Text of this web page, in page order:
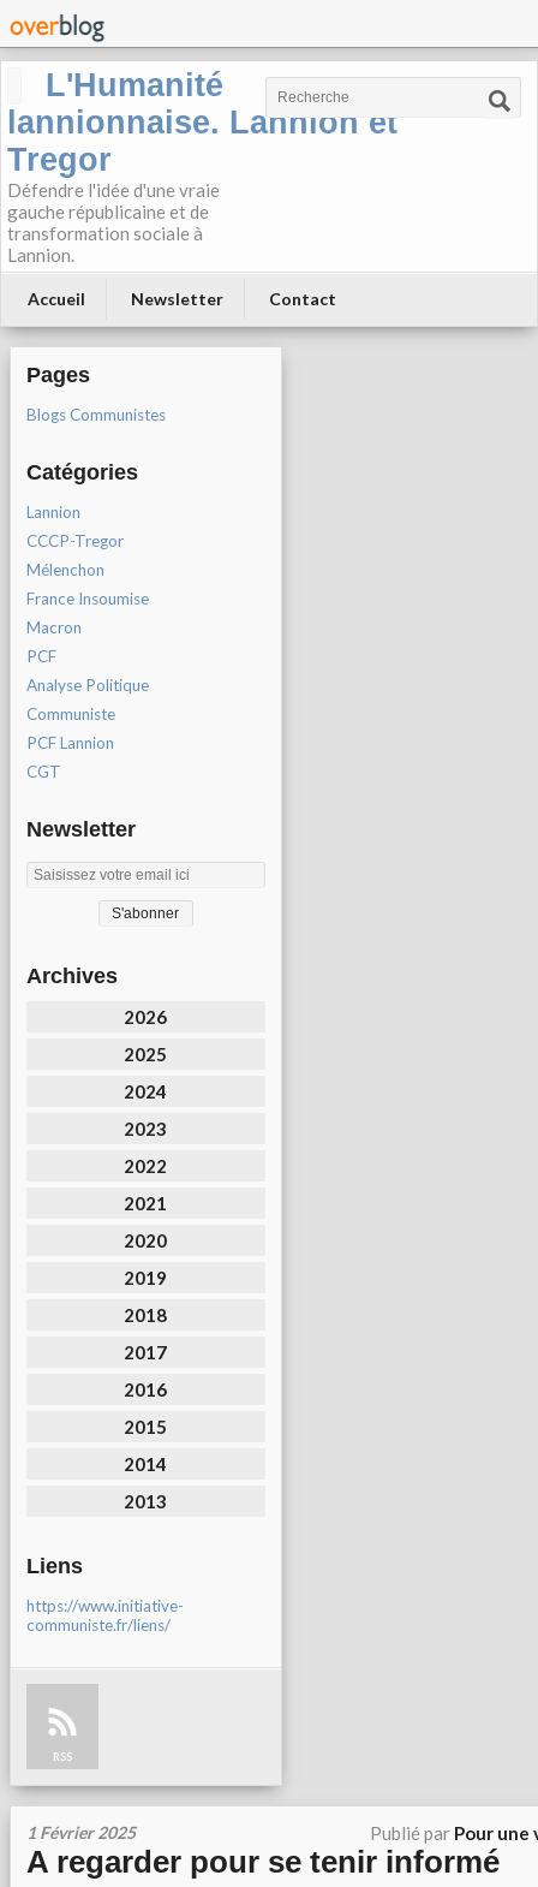
L'Humanité
lannionnaise. Lannion et
Tregor
Défendre l'idée d'une vraie
gauche républicaine et de
transformation sociale à
Lannion.
Accueil Newsletter Contact
Pages
Blogs Communistes
Catégories
Lannion
CCCP-Tregor
Mélenchon
France Insoumise
Macron
PCF
Analyse Politique
Communiste
PCF Lannion
CGT
Newsletter
Archives
2026
2025
2024
2023
2022
2021
2020
2019
2018
2017
2016
2015
2014
2013
Liens
https://www.initiative-
communiste.fr/liens/
RSS
1 Février 2025 Publié par Pour une
A regarder pour se tenir informé